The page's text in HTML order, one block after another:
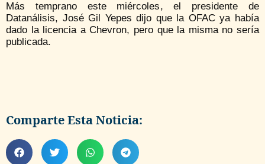
Más temprano este miércoles, el presidente de
Datanálisis, José Gil Yepes dijo que la OFAC ya había
dado la licencia a Chevron, pero que la misma no sería
publicada.
Comparte Esta Noticia: